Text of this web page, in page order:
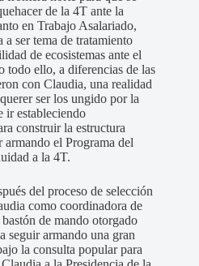
de la 4T ante la
en Trabajo Asalariado,
ser tema de tratamiento
de ecosistemas ante el
todo ello, a diferencias de las
con Claudia, una realidad
ser los ungido por la
ir estableciendo
construir la estructura
el Programa del
a la 4T.
del proceso de selección
como coordinadora de
de mando otorgado
armando una gran
la consulta popular para